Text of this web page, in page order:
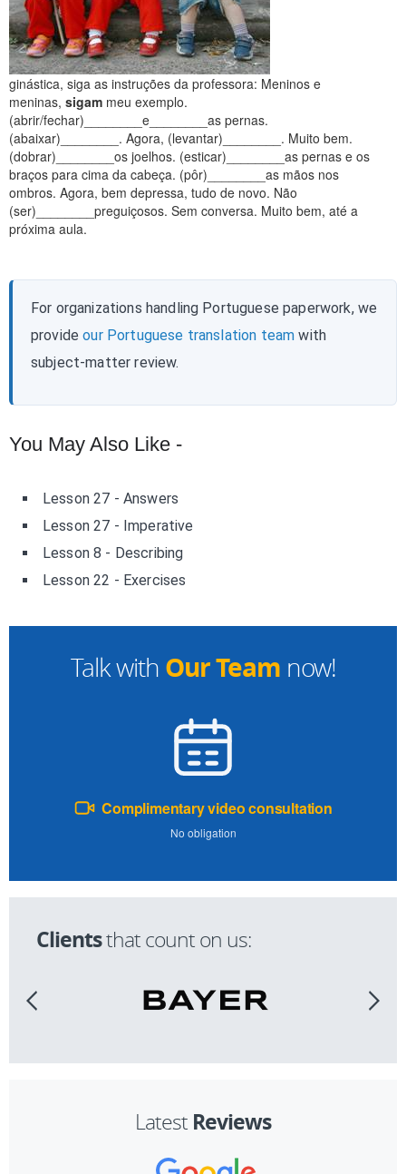
Talk with Our Team now!
Complimentary video consultation
No obligation
Clientsthat count on us:
Latest Reviews
ginástica, siga as instruções da professora: Meninos e
meninas, sigam meu exemplo.
(abrir/fechar)________e________as pernas.
(abaixar)________. Agora, (levantar)________. Muito bem.
(dobrar)________os joelhos. (esticar)________as pernas e os
braços para cima da cabeça. (pôr)________as mãos nos
ombros. Agora, bem depressa, tudo de novo. Não
(ser)________preguiçosos. Sem conversa. Muito bem, até a
próxima aula.
For organizations handling Portuguese paperwork, we
provideour Portuguese translation team with
subject-matter review.
You May Also Like -
Lesson 27 - Answers
Lesson 27 - Imperative
Lesson 8 - Describing
Lesson 22 - Exercises